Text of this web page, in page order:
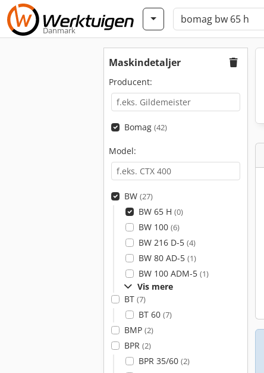
Danmark
Maskindetaljer
Producent:
Bomag (42)
Model:
BW (27)
BW 65 H (0)
BW 100 (6)
BW 216 D-5 (4)
BW 80 AD-5 (1)
BW 100 ADM-5 (1)
Vis mere
BT (7)
BT 60 (7)
BMP (2)
BPR (2)
BPR 35/60 (2)